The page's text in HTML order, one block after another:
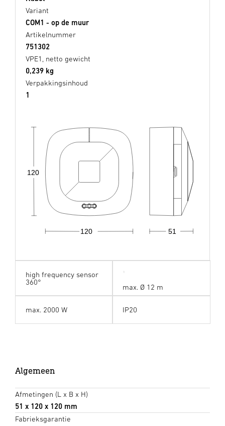
Variant
COM1 - op de muur
Artikelnummer
751302
VPE1, netto gewicht
0,239 kg
Verpakkingsinhoud
1
51
120
120
high frequency sensor
360°
max. Ø 12 m
max. 2000 W IP20
Algemeen
Afmetingen (L x B x H)
51 x 120 x 120 mm
Fabrieksgarantie